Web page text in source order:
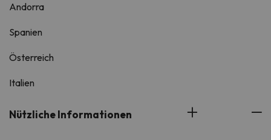
Andorra
Spanien
Österreich
Italien
Nützliche Informationen